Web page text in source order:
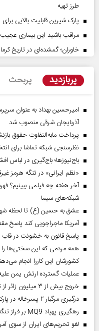
طرز تهیه
پارک شیرین قابلیت‌ بالایی
مراقب باشید این بیماری
خاوران؛ گمشده‌ای در تاریخ
پربازدید پربحث
امیرحسین بهداد به عنوان
آذربایجان شرقی منصوب شد
پرداخت مابه‌التفاوت حقوق
نظرسنجی شبکه تماشا برای
باج‌نیوزها؛ باج‌گیری در لباس
«نظم ایرانی» در تنگه هرمز
آخر هفته چه فیلمی ببینیم؟
شبکه‌های سیما
عشق به حسین (ع) تا لحظه
آمریکا ماجراجویی کند پاسخ
پاسخ قانون به خشونت در قاب
همه مردمی که این سختی‌ها را
کشورشان این کاررا انجام
عملیات گسترده ارتش یمن
خروج بیش از ۳ میلیون زائر از تمام مرز‌های کشور
درگیری مرگبار ۲ پسرخاله در پارک
رهگیری پهپاد MQ9 بر فراز تنگه هرمز
لغو تحریم‌های ایران از سوی